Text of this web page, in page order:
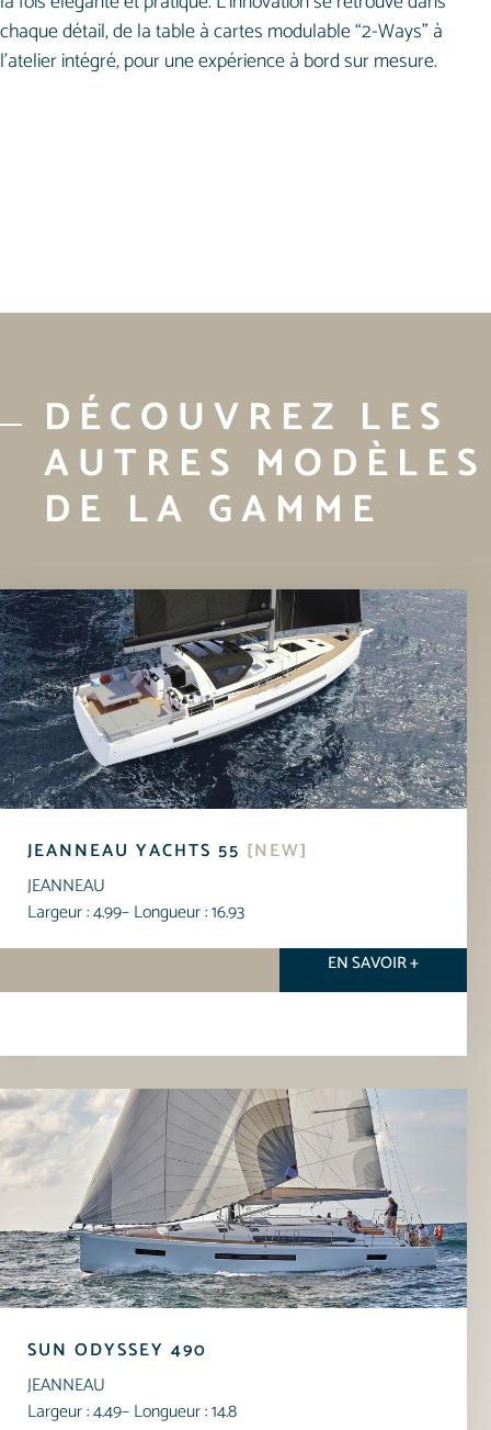
chaque détail, de la table à cartes modulable “2-Ways” à
l’atelier intégré, pour une expérience à bord sur mesure.
DÉCOUVREZ LES
AUTRES MODÈLES
DE LA GAMME
JEANNEAU YACHTS 55 [NEW]
JEANNEAU
Largeur : 4.99– Longueur : 16.93
EN SAVOIR +
SUN ODYSSEY 490
JEANNEAU
Largeur : 4.49– Longueur : 14.8